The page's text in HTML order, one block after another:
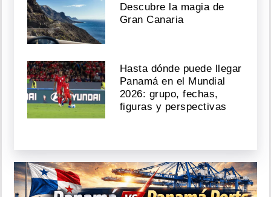
Descubre la magia de
Gran Canaria
Hasta dónde puede llegar
Panamá en el Mundial
2026: grupo, fechas,
figuras y perspectivas